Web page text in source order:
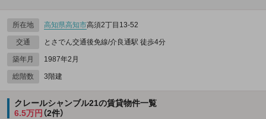
所在地 高知県高知市高須2丁目13-52
交通 とさでん交通後免線/介良通駅 徒歩4分
築年月 1987年2月
総階数 3階建
クレールシャンブル21の賃貸物件一覧
6.5万円 （2件）